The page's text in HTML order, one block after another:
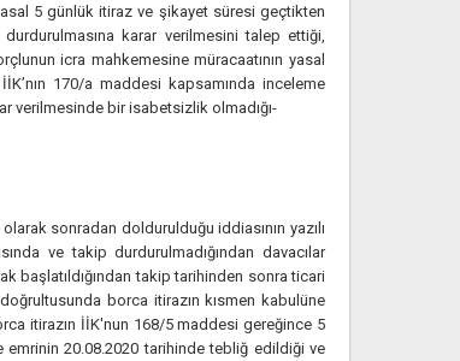
5 günlük itiraz ve şikayet süresi geçtikten
karar verilmesini talep ettiği,
icra mahkemesine müracaatının yasal
170/a maddesi kapsamında inceleme
verilmesinde bir isabetsizlik olmadığı-
sonradan doldurulduğu iddiasının yazılı
ve takip durdurulmadığından davacılar
takip tarihinden sonra ticari
borca itirazın kısmen kabulüne
itirazın İİK'nun 168/5 maddesi gereğince 5
20.08.2020 tarihinde tebliğ edildiği ve